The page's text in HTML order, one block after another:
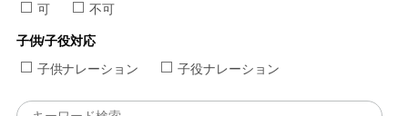
可
不可
子供/子役対応
子供ナレーション
子役ナレーション